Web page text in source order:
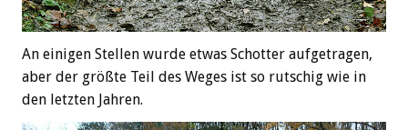
An einigen Stellen wurde etwas Schotter aufgetragen,
aber der größte Teil des Weges ist so rutschig wie in
den letzten Jahren.